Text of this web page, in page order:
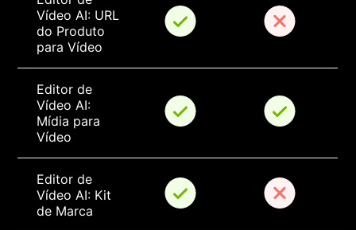
Vídeo AI: URL
do Produto
para Vídeo
Editor de
Vídeo AI:
Mídia para
Vídeo
Editor de
Vídeo AI: Kit
de Marca